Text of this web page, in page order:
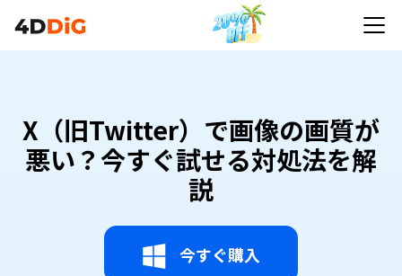
X（旧Twitter）で画像の画質が
悪い？今すぐ試せる対処法を解
説
今すぐ購入